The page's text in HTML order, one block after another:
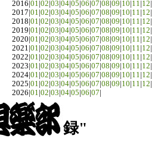
2016| 01 02 03 04 05 06 07 08 09 10 11 12
2017| 01 02 03 04 05 06 07 08 09 10 11 12
2018| 01 02 03 04 05 06 07 08 09 10 11 12
2019| 01 02 03 04 05 06 07 08 09 10 11 12
2020| 01 02 03 04 05 06 07 08 09 10 11 12
2021| 01 02 03 04 05 06 07 08 09 10 11 12
2022| 01 02 03 04 05 06 07 08 09 10 11 12
2023| 01 02 03 04 05 06 07 08 09 10 11 12
2024| 01 02 03 04 05 06 07 08 09 10 11 12
2025| 01 02 03 04 05 06 07 08 09 10 11 12
2026| 01 02 03 04 05 06 07
録"